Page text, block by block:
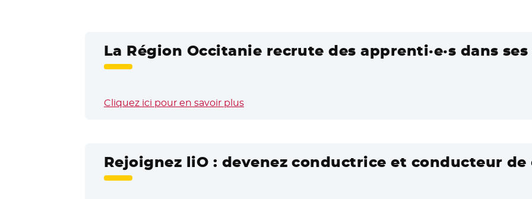
La Région Occitanie recrute des apprenti·e·s dans
Cliquez ici pour en savoir plus
Rejoignez liO : devenez conductrice et conducteur de